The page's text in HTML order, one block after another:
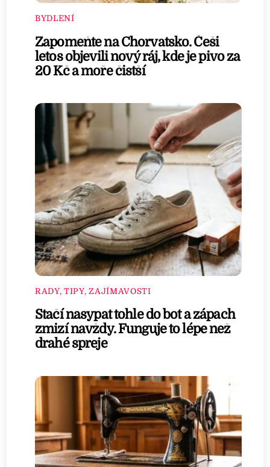
BYDLENÍ
Zapomeňte na Chorvatsko. Češi
letos objevili nový ráj, kde je pivo za
20 Kč a moře čistší
RADY, TIPY, ZAJÍMAVOSTI
Stačí nasypat tohle do bot a zápach
zmizí navždy. Funguje to lépe než
drahé spreje